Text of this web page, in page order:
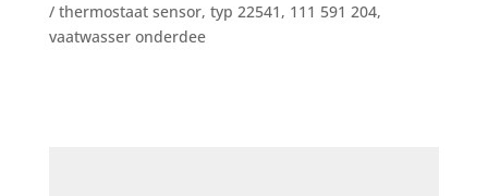
/ thermostaat sensor, typ 22541, 111 591 204,
vaatwasser onderdee